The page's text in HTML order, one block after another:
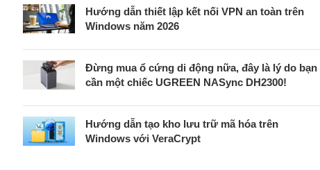
Hướng dẫn thiết lập kết nối VPN an toàn trên
Windows năm 2026
Đừng mua ổ cứng di động nữa, đây là lý do bạn
cần một chiếc UGREEN NASync DH2300!
Hướng dẫn tạo kho lưu trữ mã hóa trên
Windows với VeraCrypt